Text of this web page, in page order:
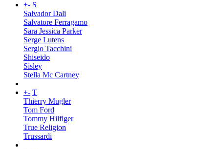
+- S
Salvador Dali
Salvatore Ferragamo
Sara Jessica Parker
Serge Lutens
Sergio Tacchini
Shiseido
Sisley
Stella Mc Cartney
+- T
Thierry Mugler
Tom Ford
Tommy Hilfiger
True Religion
Trussardi